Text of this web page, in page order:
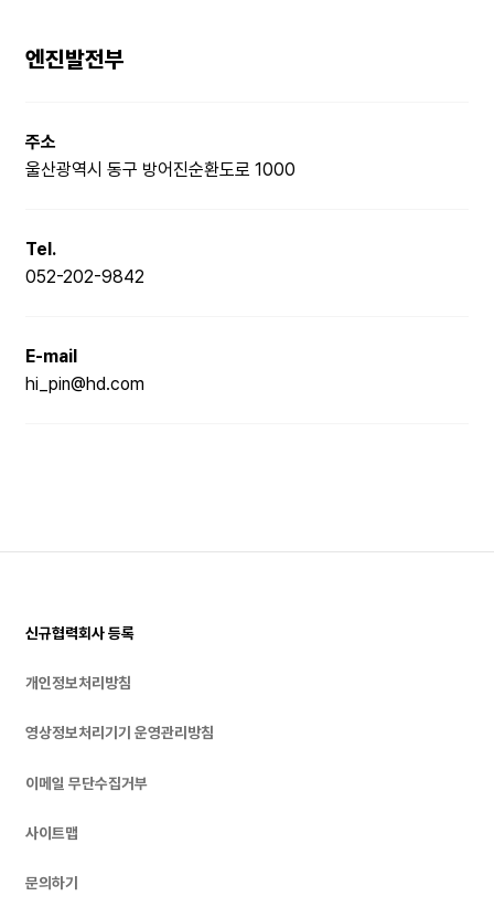
엔진발전부
주소
울산광역시 동구 방어진순환도로 1000
Tel.
052-202-9842
E-mail
hi_pin@hd.com
신규협력회사 등록
개인정보처리방침
영상정보처리기기 운영관리방침
이메일 무단수집거부
사이트맵
문의하기